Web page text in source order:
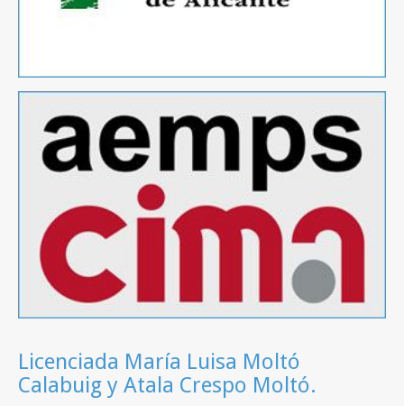
Licenciada María Luisa Moltó
Calabuig y Atala Crespo Moltó.